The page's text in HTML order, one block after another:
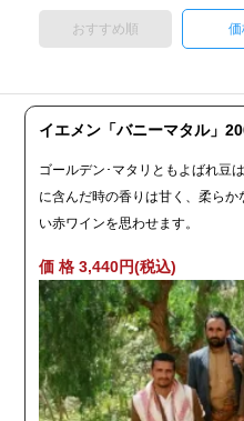
おすすめ順
イエメン「バニーマタル」
ゴールデン･マタリともよばれ豆
に含んだ時の香りは甘く、柔ら
い赤ワインを思わせます。
価 格 3,440円(税込)